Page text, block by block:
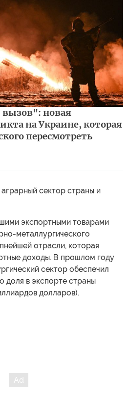
новая
на Украине, которая
пересмотреть
сектор страны и
экспортными товарами
металлургического
отрасли, которая
доходы. В прошлом году
сектор обеспечил
доля в экспорте страны
долларов).